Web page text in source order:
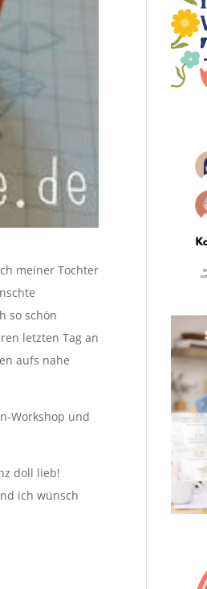
meiner Tochter
so schön
letzten Tag an
aufs nahe
Workshop und
doll lieb!
ich wünsch